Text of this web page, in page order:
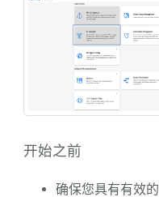
开始之前
确保您具有有效的